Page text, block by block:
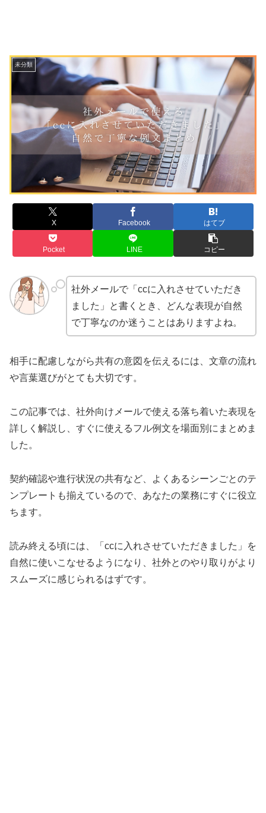
未分類
X Facebook はてブ
Pocket LINE コピー
社外メールで「ccに入れさせていただき
ました」と書くとき、どんな表現が自然
で丁寧なのか迷うことはありますよね。
相手に配慮しながら共有の意図を伝えるには、文章の流れ
や言葉選びがとても大切です。
この記事では、社外向けメールで使える落ち着いた表現を
詳しく解説し、すぐに使えるフル例文を場面別にまとめま
した。
契約確認や進行状況の共有など、よくあるシーンごとのテ
ンプレートも揃えているので、あなたの業務にすぐに役立
ちます。
読み終える頃には、「ccに入れさせていただきました」を
自然に使いこなせるようになり、社外とのやり取りがより
スムーズに感じられるはずです。